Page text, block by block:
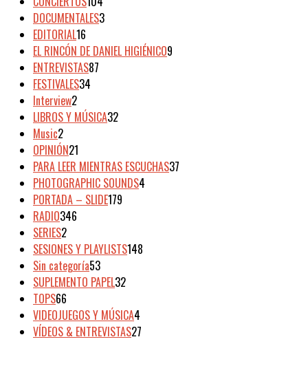
DOCUMENTALES3
EDITORIAL16
EL RINCÓN DE DANIEL HIGIÉNICO9
ENTREVISTAS87
FESTIVALES34
Interview2
LIBROS Y MÚSICA32
Music2
OPINIÓN21
PARA LEER MIENTRAS ESCUCHAS37
PHOTOGRAPHIC SOUNDS4
PORTADA – SLIDE179
RADIO346
SERIES2
SESIONES Y PLAYLISTS148
Sin categoría53
SUPLEMENTO PAPEL32
TOPS66
VIDEOJUEGOS Y MÚSICA4
VÍDEOS & ENTREVISTAS27